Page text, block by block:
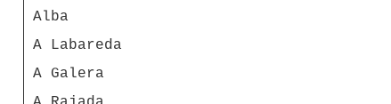
Alba
A Labareda
A Galera